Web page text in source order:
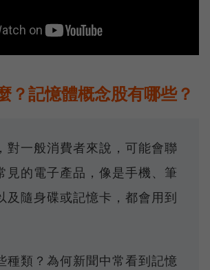
？記憶體概念股有哪些？
對一般消費者來說，可能會聯
見的電子產品，像是手機、筆
及隨身碟或記憶卡，都會用到
種類？為何新聞中常看到記憶